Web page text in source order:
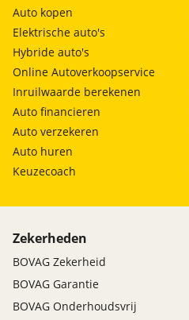
Auto kopen
Elektrische auto's
Hybride auto's
Online Autoverkoopservice
Inruilwaarde berekenen
Auto financieren
Auto verzekeren
Auto huren
Keuzecoach
Zekerheden
BOVAG Zekerheid
BOVAG Garantie
BOVAG Onderhoudsvrij